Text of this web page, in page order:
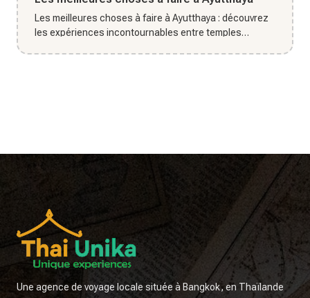
Les meilleures choses à faire à Ayutthaya : découvrez
les expériences incontournables entre temples
Une agence de voyage locale située à Bangkok, en Thaïlande